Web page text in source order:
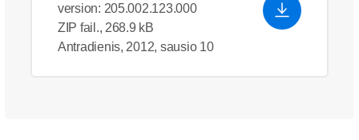
version: 205.002.123.000
ZIP fail., 268.9 kB
Antradienis, 2012, sausio 10